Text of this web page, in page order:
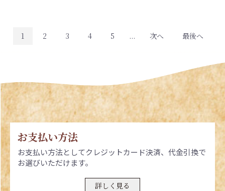
1 2 3 4 5 ... 次へ 最後へ
お支払い方法
お支払い方法としてクレジットカード決済、代金引換で
お選びいただけます。
詳しく見る